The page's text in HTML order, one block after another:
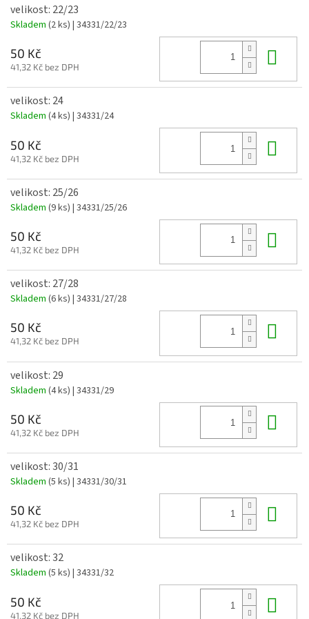
velikost: 22/23
Skladem (2 ks) | 34331/22/23
50 Kč
41,32 Kč bez DPH
velikost: 24
Skladem (4 ks) | 34331/24
50 Kč
41,32 Kč bez DPH
velikost: 25/26
Skladem (9 ks) | 34331/25/26
50 Kč
41,32 Kč bez DPH
velikost: 27/28
Skladem (6 ks) | 34331/27/28
50 Kč
41,32 Kč bez DPH
velikost: 29
Skladem (4 ks) | 34331/29
50 Kč
41,32 Kč bez DPH
velikost: 30/31
Skladem (5 ks) | 34331/30/31
50 Kč
41,32 Kč bez DPH
velikost: 32
Skladem (5 ks) | 34331/32
50 Kč
41,32 Kč bez DPH